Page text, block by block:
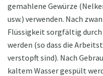
gemahlene Gewürze
usw.) verwenden. Nach
Flüssigkeit sorgfältig
werden (so dass die
verstopft sind). Nach
kaltem Wasser gespült